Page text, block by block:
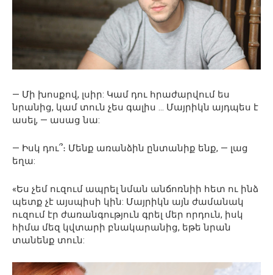
— Մի խոսքով, լսիր: Կամ դու հրաժարվում ես
նրանից, կամ տուն չես գալիս … Մայրիկն այդպես է
ասել, — ասաց նա:
— Իսկ դու՞։ Մենք առանձին ընտանիք ենք, — լաց
եղա:
«Ես չեմ ուզում ապրել նման անճոռնիի հետ ու ինձ
պետք չէ այսպիսի կին: Մայրիկն այն ժամանակ
ուզում էր ժառանգություն գրել մեր որդուն, իսկ
հիմա մեզ կվտարի բնակարանից, եթե նրան
տանենք տուն: